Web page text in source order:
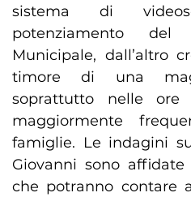
sistema di
potenziamento
Municipale, dall’altro
timore di una
soprattutto nelle
maggiormente
famiglie. Le indagini
Giovanni sono affidate
che potranno contare